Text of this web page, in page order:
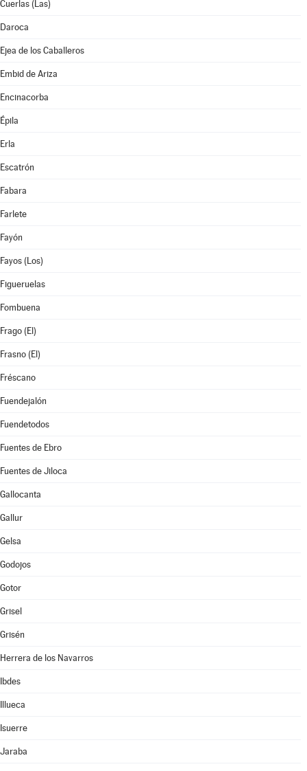
Cuerlas (Las)
Daroca
Ejea de los Caballeros
Embid de Ariza
Encinacorba
Épila
Erla
Escatrón
Fabara
Farlete
Fayón
Fayos (Los)
Figueruelas
Fombuena
Frago (El)
Frasno (El)
Fréscano
Fuendejalón
Fuendetodos
Fuentes de Ebro
Fuentes de Jiloca
Gallocanta
Gallur
Gelsa
Godojos
Gotor
Grisel
Grisén
Herrera de los Navarros
Ibdes
Illueca
Isuerre
Jaraba